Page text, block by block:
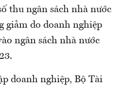
thu ngân sách nhà nước
giảm do doanh nghiệp
ngân sách nhà nước
doanh nghiệp, Bộ Tài